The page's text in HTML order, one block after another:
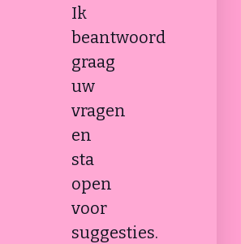
Ik
beantwoord
graag
uw
vragen
en
sta
open
voor
suggesties.